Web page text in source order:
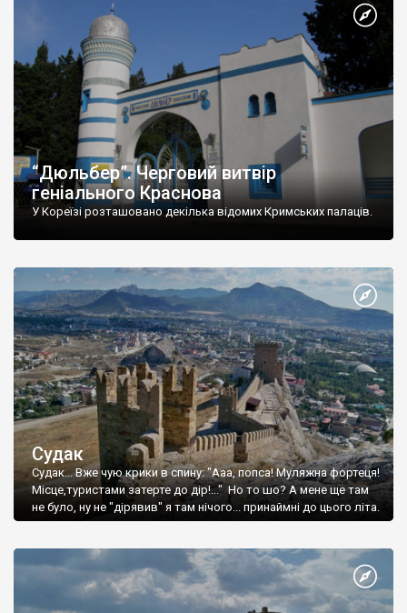
“Дюльбер”. Черговий витвір
геніального Краснова
У Кореїзі розташовано декілька відомих Кримських палаців.
Судак
Судак... Вже чую крики в спину: "Ааа, попса! Муляжна фортеця!
Місце,туристами затерте до дір!..." Но то шо? А мене ще там
не було, ну не "дірявив" я там нічого... принаймні до цього літа.